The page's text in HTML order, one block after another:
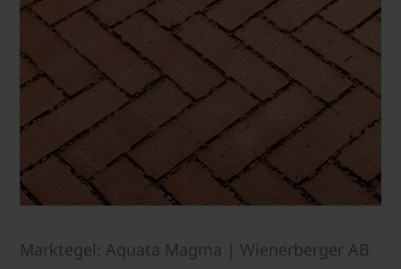
Marktegel: Aquata Magma | Wienerberger AB